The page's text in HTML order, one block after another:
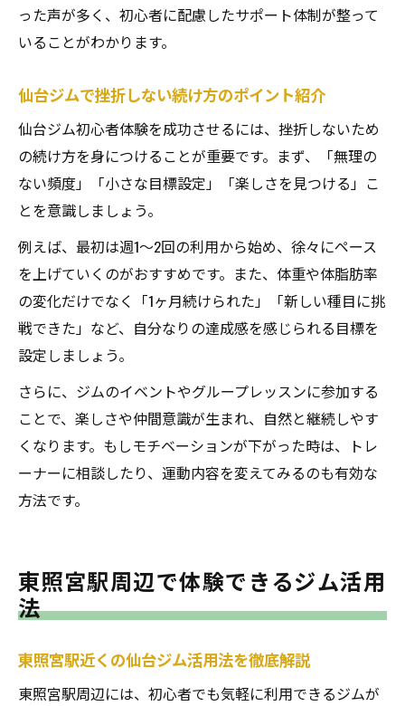
った声が多く、初心者に配慮したサポート体制が整って
いることがわかります。
仙台ジムで挫折しない続け方のポイント紹介
仙台ジム初心者体験を成功させるには、挫折しないため
の続け方を身につけることが重要です。まず、「無理の
ない頻度」「小さな目標設定」「楽しさを見つける」こ
とを意識しましょう。
例えば、最初は週1～2回の利用から始め、徐々にペース
を上げていくのがおすすめです。また、体重や体脂肪率
の変化だけでなく「1ヶ月続けられた」「新しい種目に挑
戦できた」など、自分なりの達成感を感じられる目標を
設定しましょう。
さらに、ジムのイベントやグループレッスンに参加する
ことで、楽しさや仲間意識が生まれ、自然と継続しやす
くなります。もしモチベーションが下がった時は、トレ
ーナーに相談したり、運動内容を変えてみるのも有効な
方法です。
東照宮駅周辺で体験できるジム活用
法
東照宮駅近くの仙台ジム活用法を徹底解説
東照宮駅周辺には、初心者でも気軽に利用できるジムが